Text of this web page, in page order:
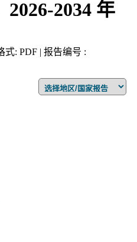
2034 年
式: PDF | 报告编号 :